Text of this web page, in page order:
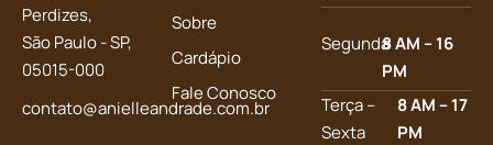
Perdizes,
São Paulo - SP,
05015-000
contato@anielleandrade.com.br
Sobre
Cardápio
Fale Conosco
Segunda8 AM – 16
PM
Terça –
Sexta
8 AM – 17
PM